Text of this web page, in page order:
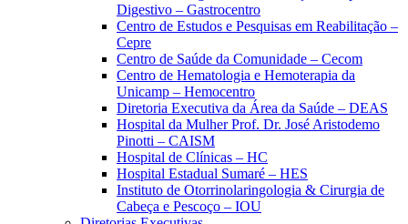
Digestivo – Gastrocentro
Centro de Estudos e Pesquisas em Reabilitação –
Cepre
Centro de Saúde da Comunidade – Cecom
Centro de Hematologia e Hemoterapia da
Unicamp – Hemocentro
Diretoria Executiva da Área da Saúde – DEAS
Hospital da Mulher Prof. Dr. José Aristodemo
Pinotti – CAISM
Hospital de Clínicas – HC
Hospital Estadual Sumaré – HES
Instituto de Otorrinolaringologia & Cirurgia de
Cabeça e Pescoço – IOU